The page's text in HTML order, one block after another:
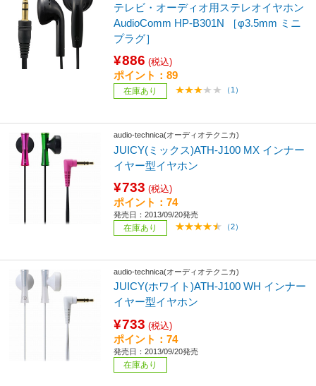
テレビ・オーディオ用ステレオイヤホン
AudioComm HP-B301N ［φ3.5mm ミニ
プラグ］
¥886 (税込)
ポイント：89
在庫あり （1）
audio-technica(オーディオテクニカ)
JUICY(ミックス)ATH-J100 MX インナー
イヤー型イヤホン
¥733 (税込)
ポイント：74
発売日：2013/09/20発売
在庫あり （2）
audio-technica(オーディオテクニカ)
JUICY(ホワイト)ATH-J100 WH インナー
イヤー型イヤホン
¥733 (税込)
ポイント：74
発売日：2013/09/20発売
在庫あり